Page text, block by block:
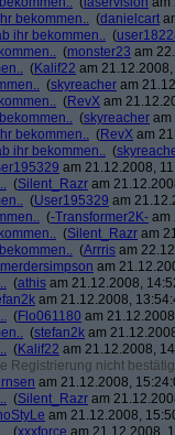
bekommen.. (danielcart
ihr bekommen.. (
(monster23 am
(Kalif22 am
(skyreacher am
(RevX am
(skyreacher am
bekommen.. (RevX am
ihr bekommen.. (
am 21.12.2008,
(Silent_Razr am
(User195329 am
(-Transformer2K- am
(Silent_Razr am
(Arrris am
am
(athis am 21.12.2008,
am 21.12.2008,
(Flo061180 am
(stefan2k am
(Kalif22 am 21.12.2008,
Registrierung nicht
am 21.12.2008,
(Silent_Razr am
am 21.12.2008,
(xxxforce am 21.12.2008,